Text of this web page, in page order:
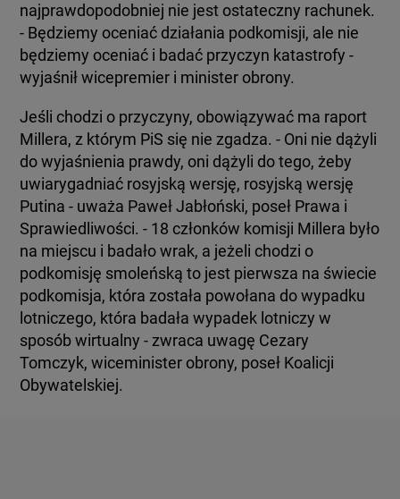
najprawdopodobniej nie jest ostateczny rachunek.
- Będziemy oceniać działania podkomisji, ale nie
będziemy oceniać i badać przyczyn katastrofy -
wyjaśnił wicepremier i minister obrony.
Jeśli chodzi o przyczyny, obowiązywać ma raport
Millera, z którym PiS się nie zgadza. - Oni nie dążyli
do wyjaśnienia prawdy, oni dążyli do tego, żeby
uwiarygadniać rosyjską wersję, rosyjską wersję
Putina - uważa Paweł Jabłoński, poseł Prawa i
Sprawiedliwości. - 18 członków komisji Millera było
na miejscu i badało wrak, a jeżeli chodzi o
podkomisję smoleńską to jest pierwsza na świecie
podkomisja, która została powołana do wypadku
lotniczego, która badała wypadek lotniczy w
sposób wirtualny - zwraca uwagę Cezary
Tomczyk, wiceminister obrony, poseł Koalicji
Obywatelskiej.